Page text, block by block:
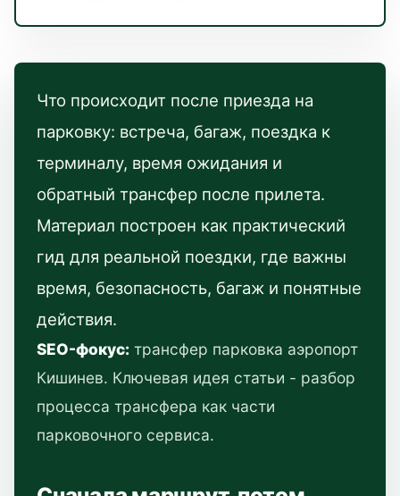
Что происходит после приезда на
парковку: встреча, багаж, поездка к
терминалу, время ожидания и
обратный трансфер после прилета.
Материал построен как практический
гид для реальной поездки, где важны
время, безопасность, багаж и понятные
действия.
SEO-фокус: трансфер парковка аэропорт
Кишинев. Ключевая идея статьи - разбор
процесса трансфера как части
парковочного сервиса.